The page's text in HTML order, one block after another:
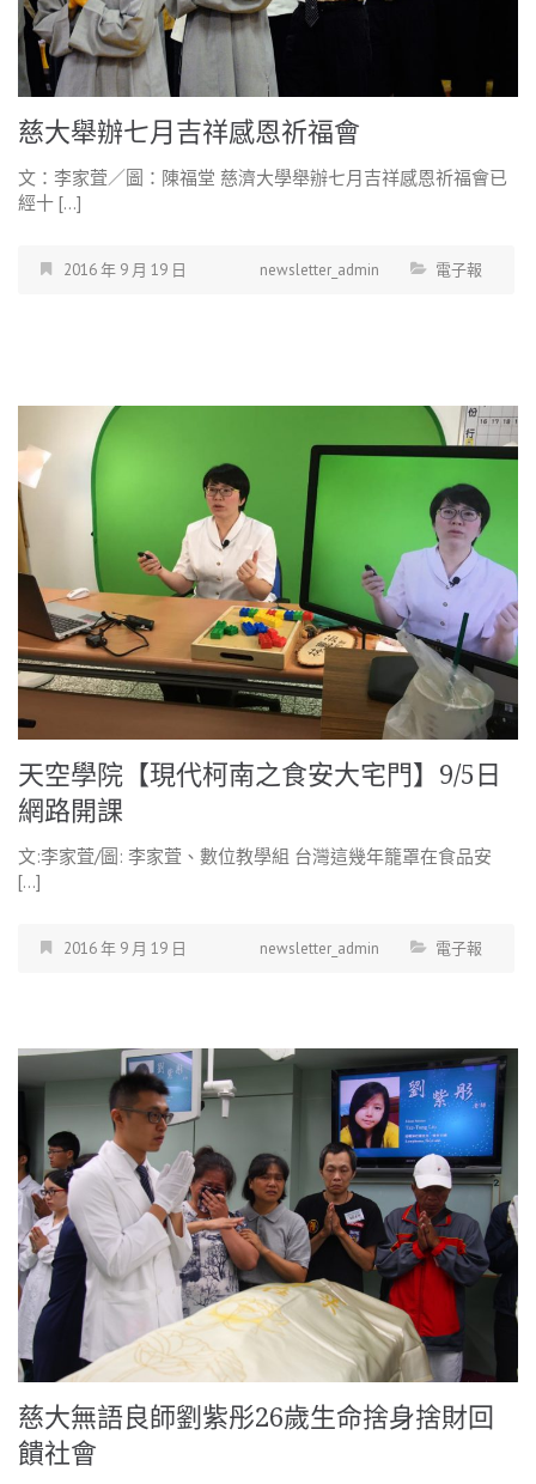
慈大舉辦七月吉祥感恩祈福會
文：李家萓／圖：陳福堂 慈濟大學舉辦七月吉祥感恩祈福會已
經十 […]
2016 年 9 月 19 日 newsletter_admin 電子報
天空學院【現代柯南之食安大宅門】9/5日
網路開課
文:李家萓/圖: 李家萓、數位教學組 台灣這幾年籠罩在食品安
[…]
2016 年 9 月 19 日 newsletter_admin 電子報
慈大無語良師劉紫彤26歲生命捨身捨財回
饋社會